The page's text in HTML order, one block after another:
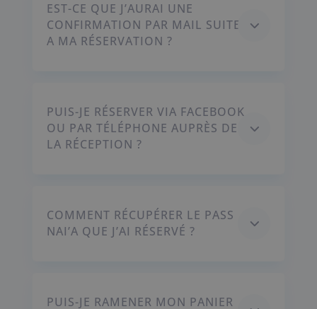
3
EST-CE QUE J’AURAI UNE
CONFIRMATION PAR MAIL SUITE
A MA RÉSERVATION ?
3
PUIS-JE RÉSERVER VIA FACEBOOK
OU PAR TÉLÉPHONE AUPRÈS DE
LA RÉCEPTION ?
3
COMMENT RÉCUPÉRER LE PASS
NAI’A QUE J’AI RÉSERVÉ ?
PUIS-JE RAMENER MON PANIER